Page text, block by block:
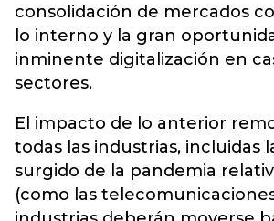
consolidación de mercados
lo interno y la gran
inminente digitalización en
sectores.
El impacto de lo anterior
todas las industrias, incluidas
surgido de la pandemia
(como las